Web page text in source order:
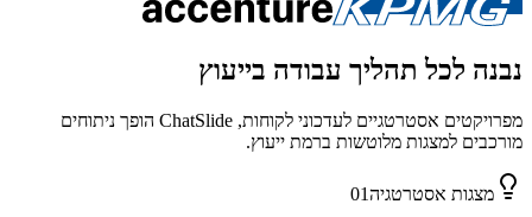
נבנה לכל תהליך עבודה בייעוץ
מפרויקטים אסטרטגיים לעדכוני לקוחות, ChatSlide הופך ניתוחים
מורכבים למצגות מלוטשות ברמת ייעוץ.
מצגות אסטרטגיה01